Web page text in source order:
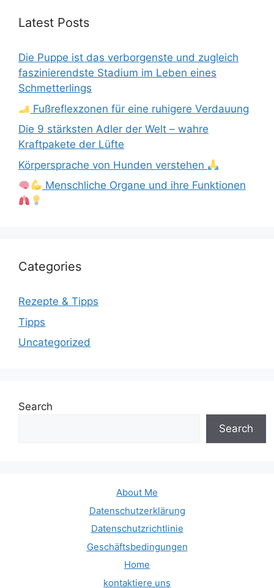
Latest Posts
Die Puppe ist das verborgenste und zugleich
faszinierendste Stadium im Leben eines
Schmetterlings
Fußreflexzonen für eine ruhigere Verdauung
Die 9 stärksten Adler der Welt – wahre
Kraftpakete der Lüfte
Körpersprache von Hunden verstehen
Menschliche Organe und ihre Funktionen
Categories
Rezepte & Tipps
Tipps
Uncategorized
Search
Search
About Me
Datenschutzerklärung
Datenschutzrichtlinie
Geschäftsbedingungen
Home
kontaktiere uns